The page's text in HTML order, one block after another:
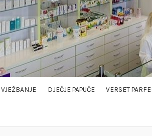
DJEČJE PAPUČE VERSET